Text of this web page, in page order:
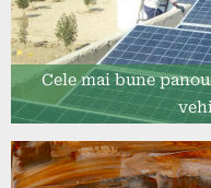
Cele mai bune